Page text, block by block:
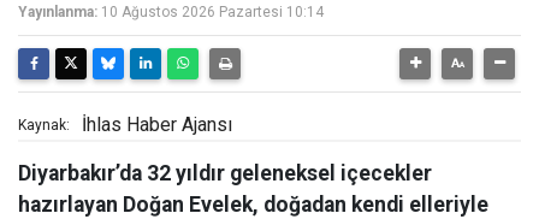
Yayınlanma: 10 Ağustos 2026 Pazartesi 10:14
Kaynak: İhlas Haber Ajansı
Diyarbakır’da 32 yıldır geleneksel içecekler
hazırlayan Doğan Evelek, doğadan kendi elleriyle